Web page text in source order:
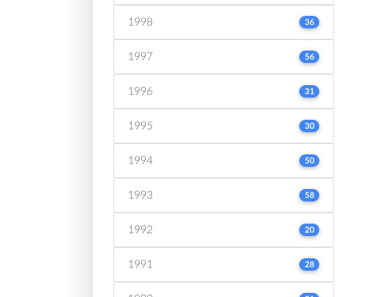
1998 36
1997 56
1996 31
1995 30
1994 50
1993 58
1992 20
1991 28